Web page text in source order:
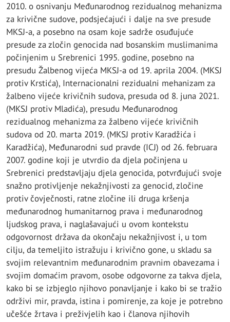
2010. o osnivanju Međunarodnog rezidualnog mehanizma
za krivične sudove, podsjećajući i dalje na sve presude
MKSJ-a, a posebno na osam koje sadrže osuđujuće
presude za zločin genocida nad bosanskim muslimanima
počinjenim u Srebrenici 1995. godine, posebno na
presudu Žalbenog vijeća MKSJ-a od 19. aprila 2004. (MKSJ
protiv Krstića), Internacionalni rezidualni mehanizam za
žalbeno vijeće krivičnih sudova, presuda od 8. juna 2021.
(MKSJ protiv Mladića), presudu Međunarodnog
rezidualnog mehanizma za žalbeno vijeće krivičnih
sudova od 20. marta 2019. (MKSJ protiv Karadžića i
Karadžića), Međunarodni sud pravde (ICJ) od 26. februara
2007. godine koji je utvrdio da djela počinjena u
Srebrenici predstavljaju djela genocida, potvrđujući svoje
snažno protivljenje nekažnjivosti za genocid, zločine
protiv čovječnosti, ratne zločine ili druga kršenja
međunarodnog humanitarnog prava i međunarodnog
ljudskog prava, i naglašavajući u ovom kontekstu
odgovornost država da okončaju nekažnjivost i, u tom
cilju, da temeljito istražuju i krivično gone, u skladu sa
svojim relevantnim međunarodnim pravnim obavezama i
svojim domaćim pravom, osobe odgovorne za takva djela,
kako bi se izbjeglo njihovo ponavljanje i kako bi se tražio
održivi mir, pravda, istina i pomirenje, za koje je potrebno
učešće žrtava i preživjelih kao i članova njihovih